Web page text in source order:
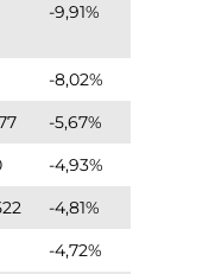
-9,91%
-8,02%
-5,67%
-4,93%
-4,81%
-4,72%